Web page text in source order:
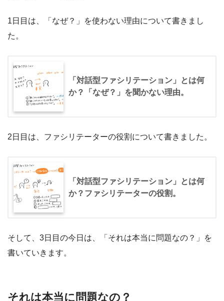
1日目は、「なぜ？」を使わない理由について書きまし
た。
「対話型ファシリテーション」とは何
か？「なぜ？」を聞かない理由。
2日目は、ファシリテーターの役割について書きました。
「対話型ファシリテーション」とは何
か？ファシリテーターの役割。
そして、3日目の今日は、「それは本当に問題なの？」を
書いていきます。
それは本当に問題なの？